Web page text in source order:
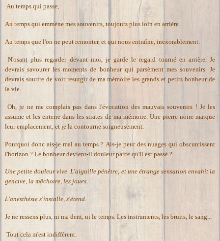
Au temps qui passe,
Au temps qui emmène mes souvenirs, toujours plus loin en arrière.
Au temps que l'on ne peut remonter, et qui nous entraîne, inexorablement.
N'osant plus regarder devant moi, je garde le regard tourné en arrière. Je
devrais savourer les moments de bonheur qui parsèment mes souvenirs. Je
devrais sourire de voir resurgir de ma mémoire les grands et petits bonheur de
la vie.
Oh, je ne me complais pas dans l'évocation des mauvais souvenirs ! Je les
assume et les enterre dans les strates de ma mémoire. Une pierre noire marque
leur emplacement, et je la contourne soigneusement.
Pourquoi donc ais-je mal au temps ? Ais-je peur des nuages qui obscurcissent
l'horizon ? Le bonheur devient-il douleur parce qu'il est passé ?
Une petite douleur vive. L'aiguille pénètre, et une étrange sensation envahit la
gencive, la mâchoire, les joues...
L'anesthésie s'installe, s'étend.
Je ne ressens plus, ni ma dent, ni le temps. Les instruments, les bruits, le sang...
Tout cela m'est indifférent.